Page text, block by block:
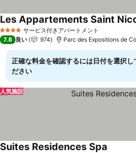
4 ホテルのランクサービス付きアパートメント
Les Appartements Saint
7.8 良い 974 Parc des Expositions de
正確な料金を確認するには日付を選択し
ださい
人気施設
Suites Residences Spa